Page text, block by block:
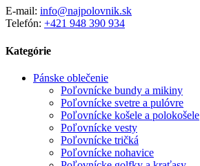
E-mail: info@najpolovnik.sk
Telefón: +421 948 390 934
Kategórie
Pánske oblečenie
Poľovnícke bundy a mikiny
Poľovnícke svetre a pulóvre
Poľovnícke košele a polokošele
Poľovnícke vesty
Poľovnícke tričká
Poľovnícke nohavice